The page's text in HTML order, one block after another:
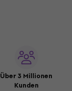
Über 3 Millionen
Kunden